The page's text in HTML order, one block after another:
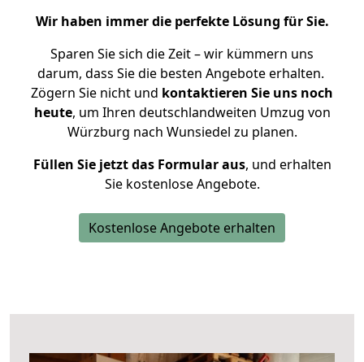
Wir haben immer die perfekte Lösung für Sie.
Sparen Sie sich die Zeit – wir kümmern uns
darum, dass Sie die besten Angebote erhalten.
Zögern Sie nicht und kontaktieren Sie uns noch
heute, um Ihren deutschlandweiten Umzug von
Würzburg nach Wunsiedel zu planen.
Füllen Sie jetzt das Formular aus, und erhalten
Sie kostenlose Angebote.
Kostenlose Angebote erhalten